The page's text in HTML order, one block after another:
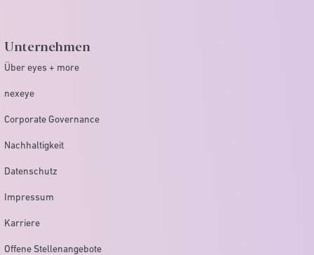
Unternehmen
Über eyes + more
nexeye
Corporate Governance
Nachhaltigkeit
Datenschutz
Impressum
Karriere
Offene Stellenangebote